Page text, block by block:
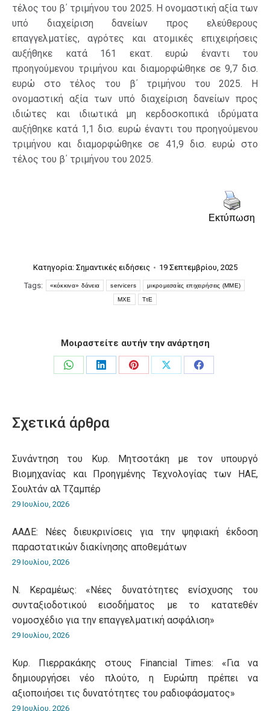
τέλος του β΄ τριμήνου του 2025. Η ονομαστική αξία των
υπό διαχείριση δανείων προς ελεύθερους
επαγγελματίες, αγρότες και ατομικές επιχειρήσεις
αυξήθηκε κατά 161 εκατ. ευρώ έναντι του
προηγούμενου τριμήνου και διαμορφώθηκε σε 9,7 δισ.
ευρώ στο τέλος του β΄ τριμήνου του 2025. Η
ονομαστική αξία των υπό διαχείριση δανείων προς
ιδιώτες και ιδιωτικά μη κερδοσκοπικά ιδρύματα
αυξήθηκε κατά 1,1 δισ. ευρώ έναντι του προηγούμενου
τριμήνου και διαμορφώθηκε σε 41,9 δισ. ευρώ στο
τέλος του β΄ τριμήνου του 2025.
Εκτύπωση
Κατηγορία: Σημαντικές ειδήσεις
19 Σεπτεμβρίου, 2025
Tags:
«κόκκινα» δάνεια servicers μικρομεσαίες επιχειρήσεις (ΜΜΕ)
ΜΧΕ ΤτΕ
Μοιραστείτε αυτήν την ανάρτηση
Share
Share
Share
Share
Share
Σχετικά άρθρα
Συνάντηση του Κυρ. Μητσοτάκη με τον υπουργό
Βιομηχανίας και Προηγμένης Τεχνολογίας των ΗΑΕ,
Σουλτάν αλ Τζαμπέρ
29 Ιουλίου, 2026
ΑΑΔΕ: Νέες διευκρινίσεις για την ψηφιακή έκδοση
παραστατικών διακίνησης αποθεμάτων
29 Ιουλίου, 2026
Ν. Κεραμέως: «Νέες δυνατότητες ενίσχυσης του
συνταξιοδοτικού εισοδήματος με το κατατεθέν
νομοσχέδιο για την επαγγελματική ασφάλιση»
29 Ιουλίου, 2026
Κυρ. Πιερρακάκης στους Financial Times: «Για να
δημιουργήσει νέο πλούτο, η Ευρώπη πρέπει να
αξιοποιήσει τις δυνατότητες του ραδιοφάσματος»
29 Ιουλίου, 2026